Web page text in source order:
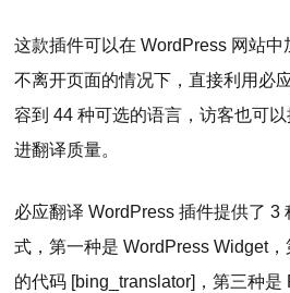
这款插件可以在 WordPress 网站
不离开页面的情况下，直接利用必
容到 44 种可选的语言，访客也可
进翻译质量。
必应翻译 WordPress 插件提供了 3
式，第一种是 WordPress Widget
的代码 [bing_translator]，第三种是